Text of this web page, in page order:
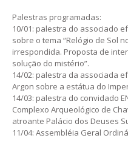
Palestras programadas:
10/01: palestra do associado
sobre o tema “Relógio de Sol
irrespondida. Proposta de
solução do mistério”.
14/02: palestra da associada
Argon sobre a estátua do
14/03: palestra do convidado
Complexo Arqueológico de
atroante Palácio dos Deuses
11/04: Assembléia Geral